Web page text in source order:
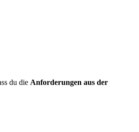
du die Anforderungen aus der